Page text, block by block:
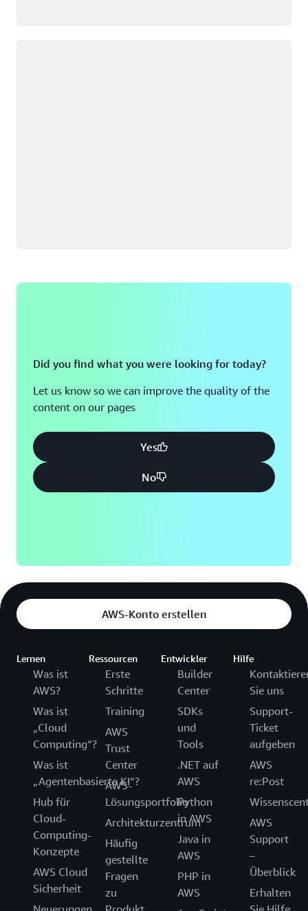
Did you find what you were looking for today?
Let us know so we can improve the quality of the
content on our pages
Yes
No
AWS-Konto erstellen
Lernen
Was ist
AWS?
Was ist
„Cloud
Computing“?
Was ist
„Agentenbasierte KI“?
Hub für
Cloud-
Computing-
Konzepte
AWS Cloud
Sicherheit
Ressourcen
Erste
Schritte
Training
AWS
Trust
Center
AWS-
Lösungsportfolio
Architekturzentrum
Häufig
gestellte
Fragen
zu
Entwickler
Builder
Center
SDKs
und
Tools
.NET auf
AWS
Python
in AWS
Java in
AWS
PHP in
AWS
Hilfe
Sie uns
Support-
Ticket
aufgeben
AWS
re:Post
AWS
Support
–
Überblick
Erhalten